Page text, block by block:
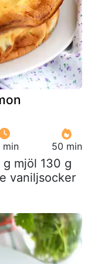
min 50 min
mjöl 130 g
vaniljsocker